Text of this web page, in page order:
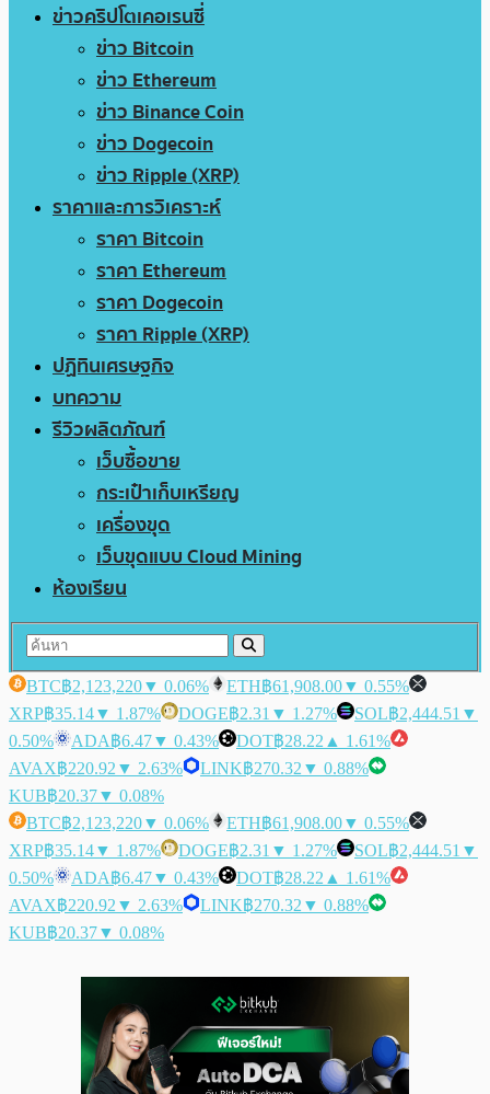
ข่าวคริปโตเคอเรนซี่
ข่าว Bitcoin
ข่าว Ethereum
ข่าว Binance Coin
ข่าว Dogecoin
ข่าว Ripple (XRP)
ราคาและการวิเคราะห์
ราคา Bitcoin
ราคา Ethereum
ราคา Dogecoin
ราคา Ripple (XRP)
ปฏิทินเศรษฐกิจ
บทความ
รีวิวผลิตภัณฑ์
เว็บซื้อขาย
กระเป๋าเก็บเหรียญ
เครื่องขุด
เว็บขุดแบบ Cloud Mining
ห้องเรียน
BTC฿2,123,220▼ 0.06% ETH฿61,908.00▼ 0.55%
XRP฿35.14▼ 1.87% DOGE฿2.31 ▼ 1.27% SOL฿2,444.51 ▼
0.50%
ADA฿6.47▼ 0.43% DOT฿28.22 ▲ 1.61%
AVAX฿220.92 ▼ 2.63% LINK฿270.32 ▼ 0.88%
KUB฿20.37▼ 0.08%
BTC฿2,123,220▼ 0.06% ETH฿61,908.00▼ 0.55%
XRP฿35.14▼ 1.87% DOGE฿2.31 ▼ 1.27% SOL฿2,444.51 ▼
0.50%
ADA฿6.47▼ 0.43% DOT฿28.22 ▲ 1.61%
AVAX฿220.92 ▼ 2.63% LINK฿270.32 ▼ 0.88%
KUB฿20.37▼ 0.08%